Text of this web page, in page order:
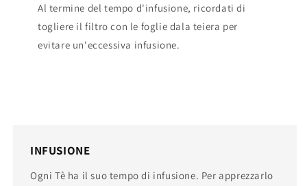
Al termine del tempo d'infusione, ricordati di
togliere il filtro con le foglie dala teiera per
evitare un'eccessiva infusione.
INFUSIONE
Ogni Tè ha il suo tempo di infusione. Per apprezzarlo